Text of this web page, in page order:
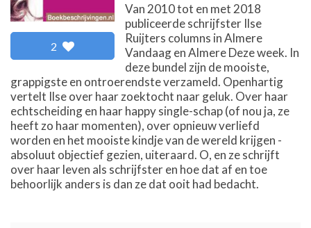
2
Van 2010 tot en met 2018
publiceerde schrijfster Ilse
Ruijters columns in Almere
Vandaag en Almere Deze week. In
deze bundel zijn de mooiste,
grappigste en ontroerendste verzameld. Openhartig
vertelt Ilse over haar zoektocht naar geluk. Over haar
echtscheiding en haar happy single-schap (of nou ja, ze
heeft zo haar momenten), over opnieuw verliefd
worden en het mooiste kindje van de wereld krijgen -
absoluut objectief gezien, uiteraard. O, en ze schrijft
over haar leven als schrijfster en hoe dat af en toe
behoorlijk anders is dan ze dat ooit had bedacht.